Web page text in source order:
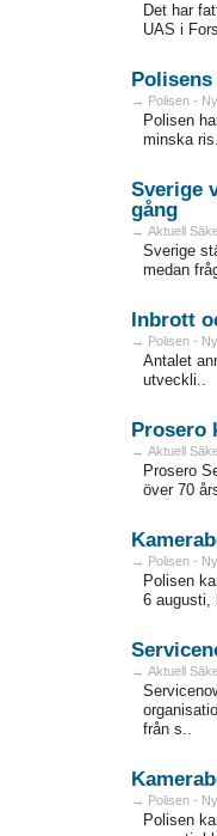
Det har
UAS i
→ Polisen -
Polisen
minska
Sverige
gång
→ Aktuell
Sverige
medan
Inbrott
→ Polisen -
Antalet
utveckli..
Prosero
→ Aktuell
Prosero
över 70
→ Polisen -
Polisen
6 augusti,
→ Aktuell
från s..
→ Polisen -
Polisen